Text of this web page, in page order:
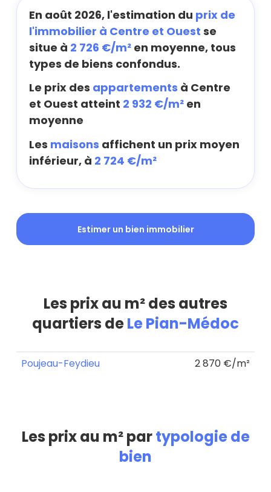
En août 2026, l'estimation du prix de
l'immobilier à Centre et Ouest se
situe à 2 726 €/m² en moyenne, tous
types de biens confondus.
Le prix des appartements à Centre
et Ouest atteint 2 932 €/m² en
moyenne
Les maisons affichent un prix moyen
inférieur, à 2 724 €/m²
Estimer un bien immobilier
Les prix au m² des autres
quartiers deLe Pian-Médoc
Poujeau-Feydieu 2 870 €/m²
Les prix au m² partypologie de
bien